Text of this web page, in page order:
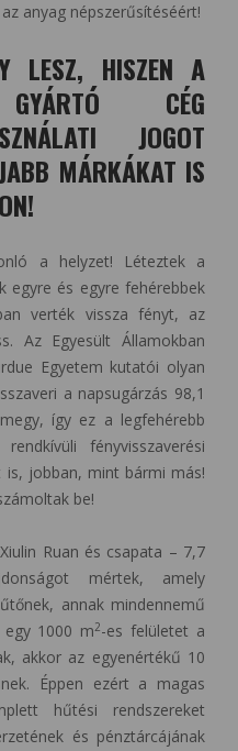
anyag népszerűsítéséért!
LESZ, HISZEN A
GYÁRTÓ CÉG
JOGOT
MÁRKÁKAT IS
a helyzet! Léteztek a
egyre és egyre fehérebbek
verték vissza fényt, az
Az Egyesült Államokban
Egyetem kutatói olyan
a napsugárzás 98,1
így ez a legfehérebb
fényvisszaverési
jobban, mint bármi más!
be!
Ruan és csapata – 7,7
mértek, amely
annak mindennemű
egy 1000 m2-es felületet a
akkor az egyenértékű 10
Éppen ezért a magas
hűtési rendszereket
és pénztárcájának